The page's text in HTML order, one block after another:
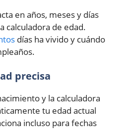
en años, meses y días
calculadora de edad.
días ha vivido y cuándo
precisa
y la calculadora
tu edad actual
incluso para fechas